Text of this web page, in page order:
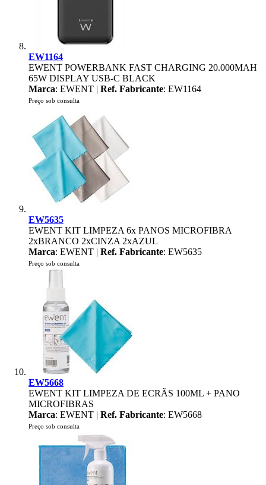
EW1164
EWENT POWERBANK FAST CHARGING 20.000MAH
65W DISPLAY USB-C BLACK
Marca: EWENT | Ref. Fabricante: EW1164
Preço sob consulta
EW5635
EWENT KIT LIMPEZA 6x PANOS MICROFIBRA
2xBRANCO 2xCINZA 2xAZUL
Marca: EWENT | Ref. Fabricante: EW5635
Preço sob consulta
EW5668
EWENT KIT LIMPEZA DE ECRÃS 100ML + PANO
MICROFIBRAS
Marca: EWENT | Ref. Fabricante: EW5668
Preço sob consulta